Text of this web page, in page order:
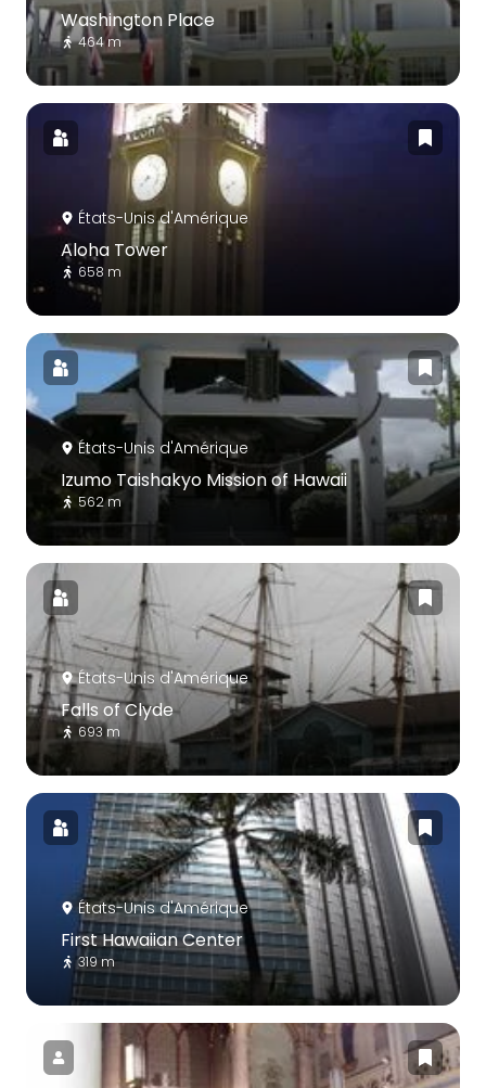
Washington Place
464 m
États-Unis d'Amérique
Aloha Tower
658 m
États-Unis d'Amérique
Izumo Taishakyo Mission of Hawaii
562 m
États-Unis d'Amérique
Falls of Clyde
693 m
États-Unis d'Amérique
First Hawaiian Center
319 m